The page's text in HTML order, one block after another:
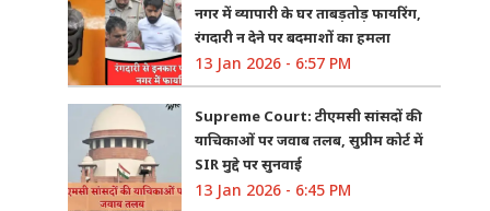
नगर में व्यापारी के घर ताबड़तोड़ फायरिंग,
रंगदारी न देने पर बदमाशों का हमला
13 Jan 2026 - 6:57 PM
Supreme Court: टीएमसी सांसदों की
याचिकाओं पर जवाब तलब, सुप्रीम कोर्ट में
SIR मुद्दे पर सुनवाई
13 Jan 2026 - 6:45 PM